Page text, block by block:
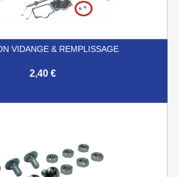
VIDANGE & REMPLISSAGE
2,40 €